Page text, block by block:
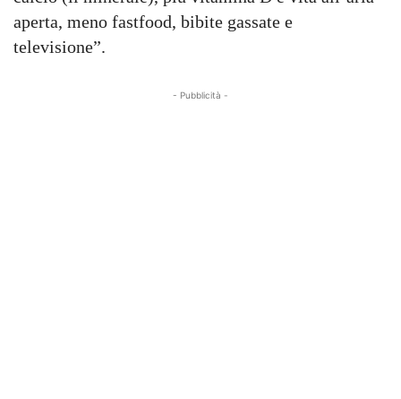
aperta, meno fastfood, bibite gassate e
televisione”.
- Pubblicità -